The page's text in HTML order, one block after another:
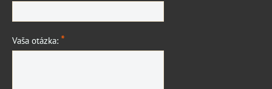
Vaša otázka: *